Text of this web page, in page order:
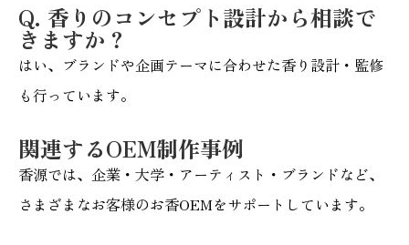
Q. 香りのコンセプト設計から相談で
きますか？
はい、ブランドや企画テーマに合わせた香り設計・監修
も行っています。
関連するOEM制作事例
香源では、企業・大学・アーティスト・ブランドなど、
さまざまなお客様のお香OEMをサポートしています。